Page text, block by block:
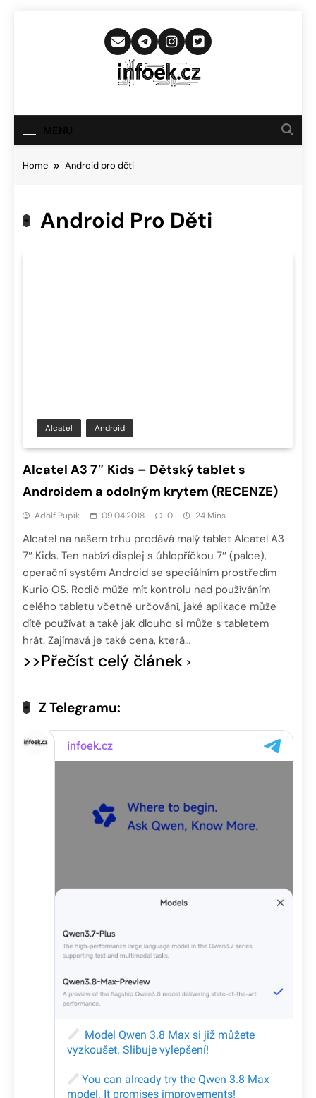
Infoek.cz
Novinkám
Home Android pro děti
Android Pro Děti
Alcatel Android
Alcatel A3 7″ Kids – Dětský tablet s
Androidem a odolným krytem (RECENZE)
Adolf Pupík 09.04.2018 0 24 Mins
Alcatel na našem trhu prodává malý tablet Alcatel A3
7″ Kids. Ten nabízí displej s úhlopříčkou 7″ (palce),
operační systém Android se speciálním prostředím
Kurio OS. Rodič může mít kontrolu nad používáním
celého tabletu včetně určování, jaké aplikace může
dítě používat a také jak dlouho si může s tabletem
hrát. Zajímavá je také cena, která…
>>Přečíst celý článek
Z Telegramu: